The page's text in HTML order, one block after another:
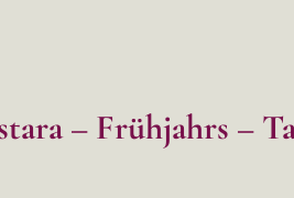
– Frühjahrs –